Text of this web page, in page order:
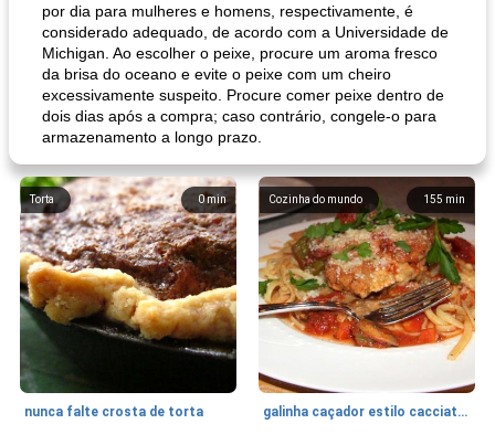
por dia para mulheres e homens, respectivamente, é
considerado adequado, de acordo com a Universidade de
Michigan. Ao escolher o peixe, procure um aroma fresco
da brisa do oceano e evite o peixe com um cheiro
excessivamente suspeito. Procure comer peixe dentro de
dois dias após a compra; caso contrário, congele-o para
armazenamento a longo prazo.
0min
Torta
nunca falte crosta de torta
155 min
Cozinha do mundo
galinha caçador estilo cacciatore